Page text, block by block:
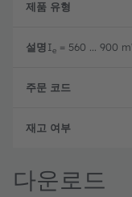
Ie = 560 ... 900
다운로드